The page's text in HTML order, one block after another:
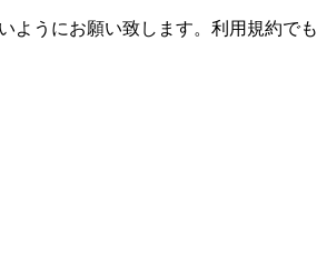
ようにお願い致します。利用規約で